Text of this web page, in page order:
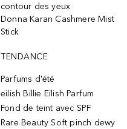
contour des yeux
Donna Karan Cashmere Mist
Stick
TENDANCE
Parfums d'été
eilish Billie Eilish Parfum
Fond de teint avec SPF
Rare Beauty Soft pinch dewy